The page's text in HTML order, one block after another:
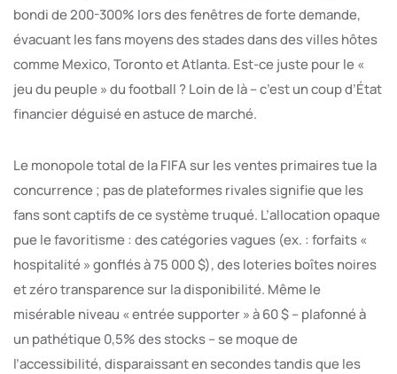
bondi de 200-300% lors des fenêtres de forte demande,
évacuant les fans moyens des stades dans des villes hôtes
comme Mexico, Toronto et Atlanta. Est-ce juste pour le «
jeu du peuple » du football ? Loin de là – c’est un coup d’État
financier déguisé en astuce de marché.
Le monopole total de la FIFA sur les ventes primaires tue la
concurrence ; pas de plateformes rivales signifie que les
fans sont captifs de ce système truqué. L’allocation opaque
pue le favoritisme : des catégories vagues (ex. : forfaits «
hospitalité » gonflés à 75 000 $), des loteries boîtes noires
et zéro transparence sur la disponibilité. Même le
misérable niveau « entrée supporter » à 60 $ – plafonné à
un pathétique 0,5% des stocks – se moque de
l’accessibilité, disparaissant en secondes tandis que les